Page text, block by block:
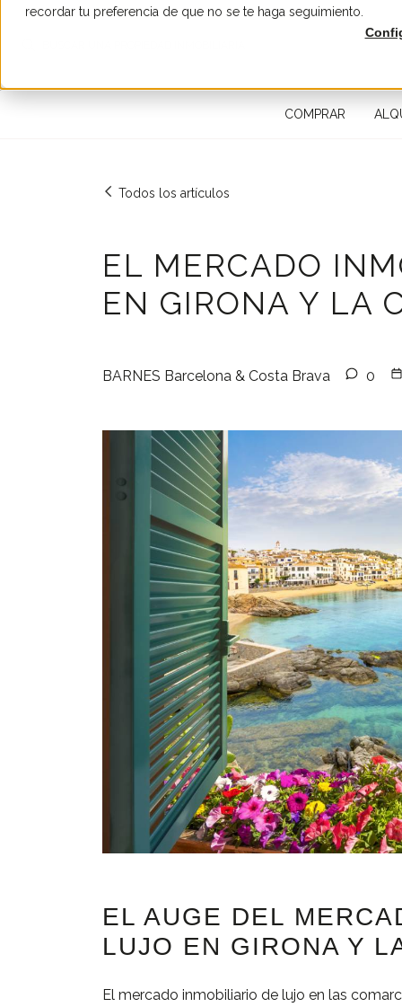
recordar tu preferencia de que no se te haga seguimiento.
COMPRAR
Todos los artículos
EL MERCADO
EN GIRONA Y LA
BARNES Barcelona & Costa Brava 0
EL AUGE DEL
LUJO EN GIRONA Y
El mercado inmobiliario de lujo en las